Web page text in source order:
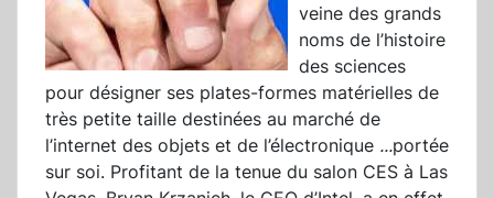
veine des grands
noms de l’histoire
des sciences
pour désigner ses plates-formes matérielles de
très petite taille destinées au marché de
l’internet des objets et de l’électronique ...portée
sur soi. Profitant de la tenue du salon CES à Las